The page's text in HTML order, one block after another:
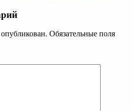
Обязательные поля